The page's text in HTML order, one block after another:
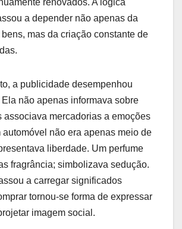
renovados. A lógica
a depender não apenas da
mas da criação constante de
a publicidade desempenhou
não apenas informava sobre
associava mercadorias a emoções
automóvel não era apenas meio de
liberdade. Um perfume
fragrância; simbolizava sedução.
a carregar significados
tornou-se forma de expressar
imagem social.